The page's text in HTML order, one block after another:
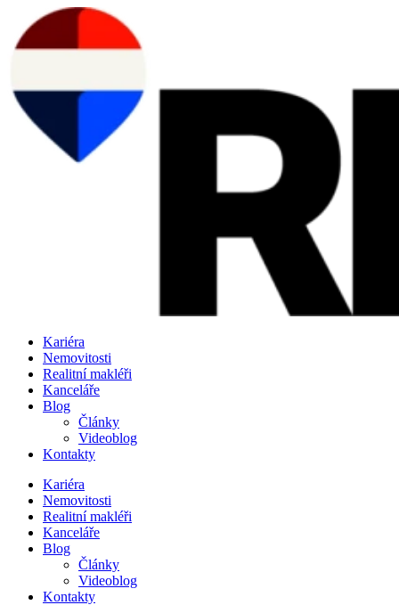
obsahu
Kariéra
Nemovitosti
Realitní makléři
Kanceláře
Blog
Články
Videoblog
Kontakty
Kariéra
Nemovitosti
Realitní makléři
Kanceláře
Blog
Články
Videoblog
Kontakty